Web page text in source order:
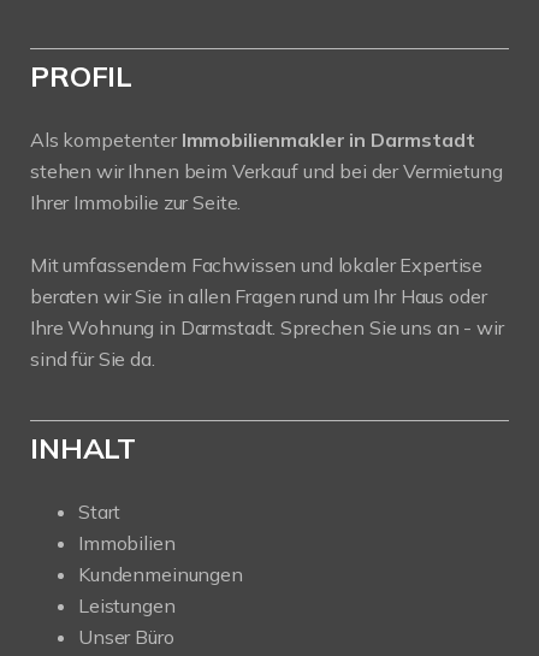
PROFIL
Als kompetenter Immobilienmakler in Darmstadt
stehen wir Ihnen beim Verkauf und bei der Vermietung
Ihrer Immobilie zur Seite.
Mit umfassendem Fachwissen und lokaler Expertise
beraten wir Sie in allen Fragen rund um Ihr Haus oder
Ihre Wohnung in Darmstadt. Sprechen Sie uns an - wir
sind für Sie da.
INHALT
Start
Immobilien
Kundenmeinungen
Leistungen
Unser Büro